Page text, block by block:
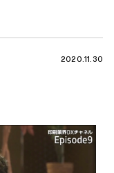
2020.11.30